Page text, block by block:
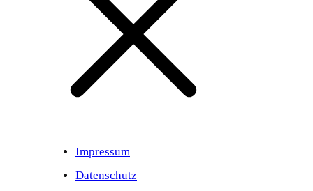
Impressum
Datenschutz